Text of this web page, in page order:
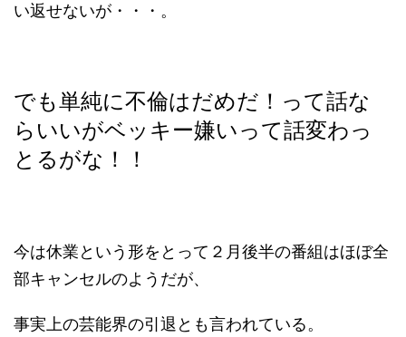
い返せないが・・・。
でも単純に不倫はだめだ！って話な
らいいがベッキー嫌いって話変わっ
とるがな！！
今は休業という形をとって２月後半の番組はほぼ全
部キャンセルのようだが、
事実上の芸能界の引退とも言われている。